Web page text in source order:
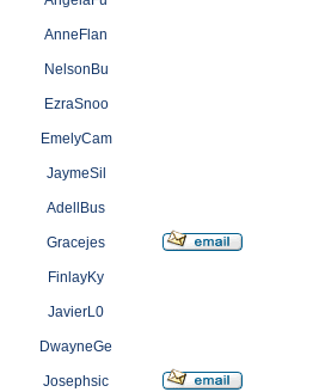
AnneFlan
NelsonBu
EzraSnoo
EmelyCam
JaymeSil
AdellBus
Gracejes
FinlayKy
JavierL0
DwayneGe
Josephsic